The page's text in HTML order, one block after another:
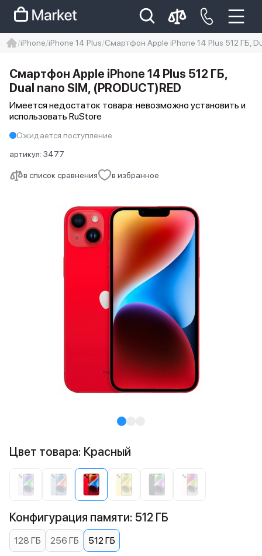
Iphone 14 pro max
айфон 14
iPhone iPhone 14 Plus Смартфон Apple iPhone 14 Plus 512 ГБ,
в список сравнения в избранное
Смартфон Apple iPhone 14 Plus 512 ГБ,
Dual nano SIM, (PRODUCT)RED
Имеется недостаток товара: невозможно установить и
использовать RuStore
Ожидается поступление
артикул: 3477
Цвет товара: Красный
Конфигурация памяти: 512 ГБ
128 ГБ 256 ГБ 512 ГБ